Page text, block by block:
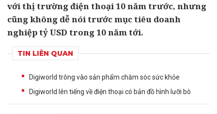
với thị trường điện thoại 10 năm trước, nhưng
cũng không dễ nói trước mục tiêu doanh
nghiệp tỷ USD trong 10 năm tới.
TIN LIÊN QUAN
Digiworld trông vào sản phẩm chăm sóc sức khỏe
Digiworld lên tiếng về điện thoại có bản đồ hình lưỡi bò